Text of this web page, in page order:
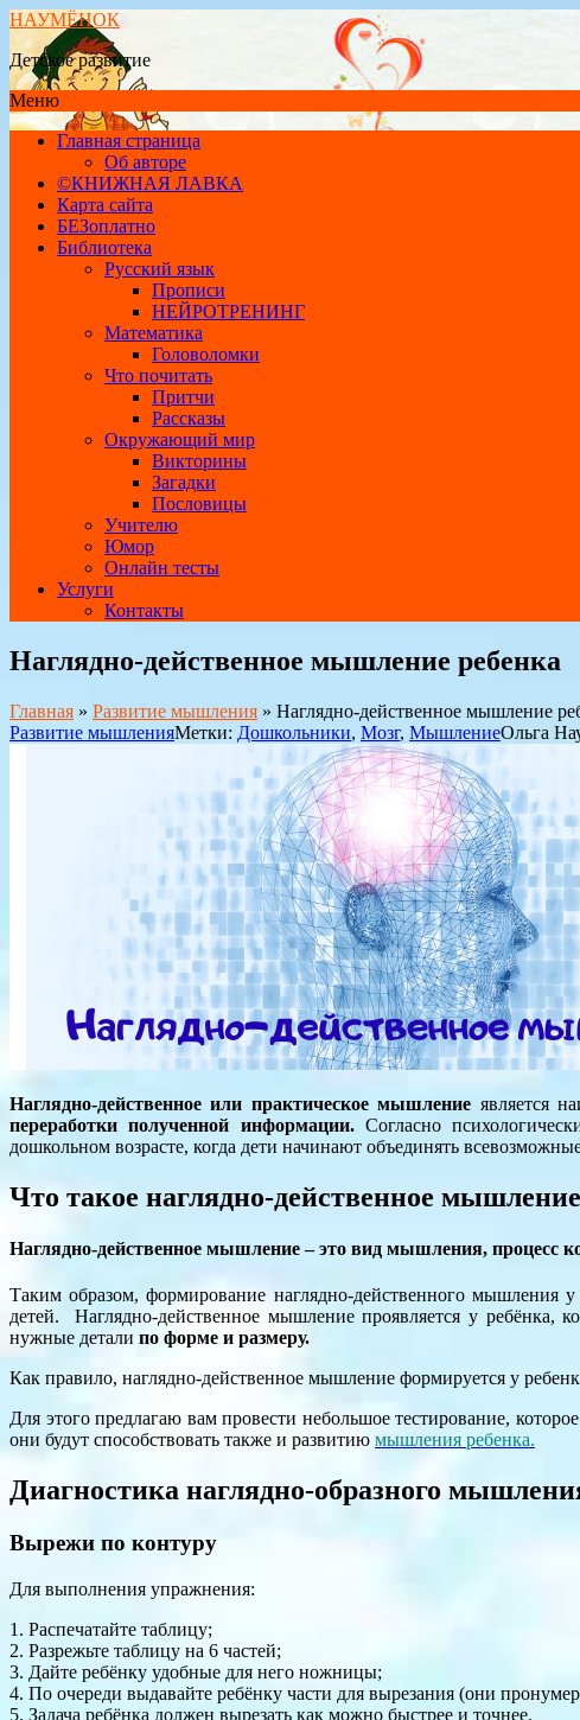
НАУМЁНОК
Детское развитие
Меню
Главная страница
Об авторе
©КНИЖНАЯ ЛАВКА
Карта сайта
БЕЗоплатно
Библиотека
Русский язык
Прописи
НЕЙРОТРЕНИНГ
Математика
Головоломки
Что почитать
Притчи
Рассказы
Окружающий мир
Викторины
Загадки
Пословицы
Учителю
Юмор
Онлайн тесты
Услуги
Контакты
Наглядно-действенное мышление ребенка
Главная » Развитие мышления » Наглядно-действенное мышление
Развитие мышленияМетки: Дошкольники, Мозг, МышлениеОльга
Наглядно-действенное или практическое мышление является
переработки полученной информации.Согласно
дошкольном возрасте, когда дети начинают объединять
Что такое наглядно-действенное
Наглядно-действенное мышление – это вид мышления, процесс
Таким образом, формирование наглядно-действенного мышления
детей. Наглядно-действенное мышление проявляется у ребёнка,
нужные детали по форме и размеру.
Как правило, наглядно-действенное мышление формируется у
Для этого предлагаю вам провести небольшое тестирование,
они будут способствовать также и развитию мышления ребенка.
Диагностика наглядно-образного
Вырежи по контуру
Для выполнения упражнения:
1. Распечатайте таблицу;
2. Разрежьте таблицу на 6 частей;
3. Дайте ребёнку удобные для него ножницы;
4. По очереди выдавайте ребёнку части для вырезания (они
5. Задача ребёнка должен вырезать как можно быстрее и точнее.